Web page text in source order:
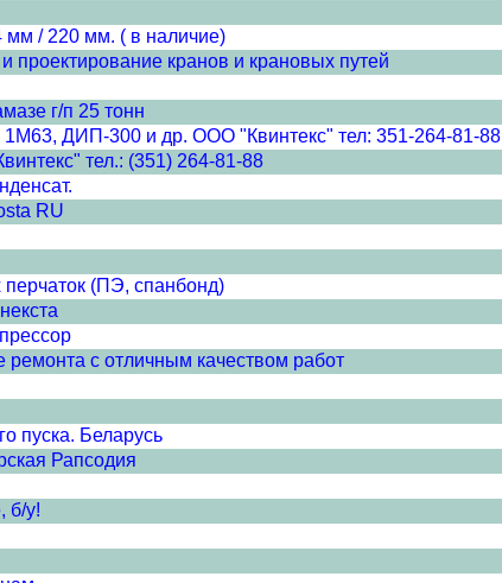
мм / 220 мм. ( в наличие)
проектирование кранов и крановых путей
г/п 25 тонн
1М63, ДИП-300 и др. ООО "Квинтекс" тел: 351-264-81-88
тел.: (351) 264-81-88
RU
(ПЭ, спанбонд)
с отличным качеством работ
пуска. Беларусь
Рапсодия
б/у!